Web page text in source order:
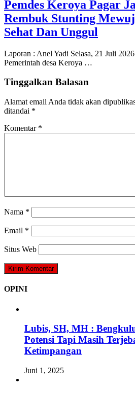
Pemdes Keroya Pagar
Rembuk Stunting
Sehat Dan Unggul
Laporan : Anel Yadi Selasa, 21 Juli
Pemerintah desa Keroya …
Tinggalkan Balasan
Alamat email Anda tidak akan
ditandai *
Komentar *
Nama *
Email *
Situs Web
OPINI
Lubis, SH, MH :
Potensi Tapi Masih
Ketimpangan
Juni 1, 2025